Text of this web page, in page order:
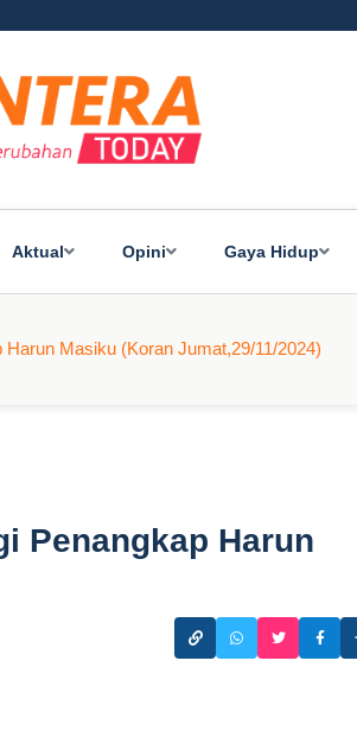
Aktual Opini Gaya Hidup
Masiku (Koran Jumat,29/11/2024)
Penangkap Harun